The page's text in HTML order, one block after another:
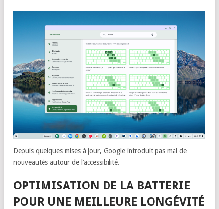
Depuis quelques mises à jour, Google introduit pas mal de
nouveautés autour de l’accessibilité.
OPTIMISATION DE LA BATTERIE
POUR UNE MEILLEURE LONGÉVITÉ